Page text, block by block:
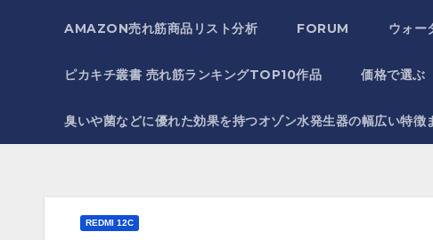
AMAZON売れ筋商品リスト分析 FORUM ウォー
ピカキチ叢書 売れ筋ランキングTOP10作品 価格で選ぶ
臭いや菌などに優れた効果を持つオゾン水発生器の幅広い特徴
REDMI 12C